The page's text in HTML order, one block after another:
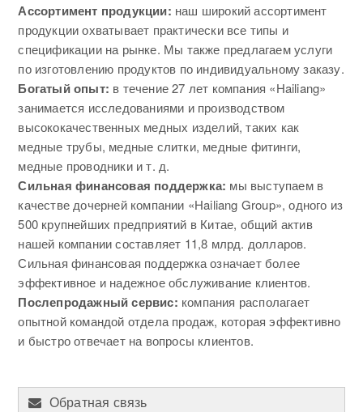
Ассортимент продукции: наш широкий ассортимент
продукции охватывает практически все типы и
спецификации на рынке. Мы также предлагаем услуги
по изготовлению продуктов по индивидуальному заказу.
Богатый опыт: в течение 27 лет компания «Hailiang»
занимается исследованиями и производством
высококачественных медных изделий, таких как
медные трубы, медные слитки, медные фитинги,
медные проводники и т. д.
Сильная финансовая поддержка: мы выступаем в
качестве дочерней компании «Hailiang Group», одного из
500 крупнейших предприятий в Китае, общий актив
нашей компании составляет 11,8 млрд. долларов.
Сильная финансовая поддержка означает более
эффективное и надежное обслуживание клиентов.
Послепродажный сервис: компания располагает
опытной командой отдела продаж, которая эффективно
и быстро отвечает на вопросы клиентов.
Обратная связь